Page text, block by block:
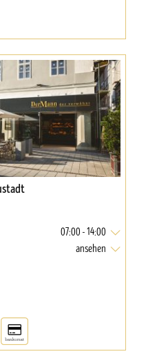
07:00 - 14:00
ansehen